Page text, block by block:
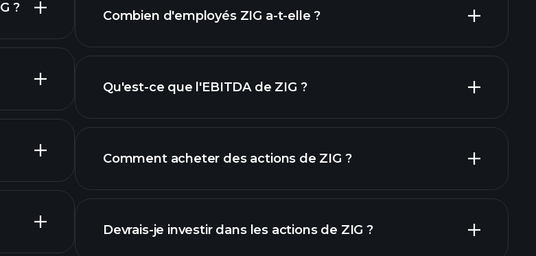
?
Combien d'employés ZIG a-t-elle ?
Qu'est-ce que l'EBITDA de ZIG ?
Comment acheter des actions de ZIG ?
Devrais-je investir dans les actions de ZIG ?